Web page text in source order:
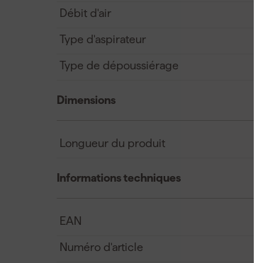
Débit d'air
Type d'aspirateur
Type de dépoussiérage
Dimensions
Longueur du produit
Informations techniques
EAN
Numéro d'article